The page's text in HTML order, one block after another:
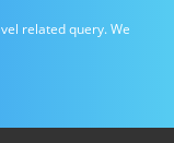
related query. We